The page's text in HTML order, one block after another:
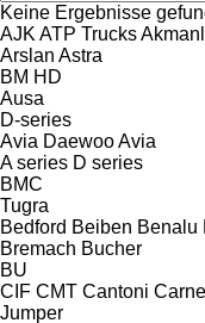
Keine Ergebnisse
AJK ATP Trucks
Arslan Astra
BM HD
Ausa
D-series
Avia DaewooAvia
A series D series
BMC
Tugra
Bedford Beiben Benalu
Bremach Bucher
BU
CIF CMT Cantoni
Jumper